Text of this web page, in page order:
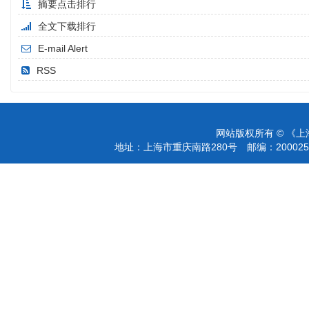
摘要点击排行
全文下载排行
E-mail Alert
RSS
网站版权所有 © 《上
地址：上海市重庆南路280号 邮编：